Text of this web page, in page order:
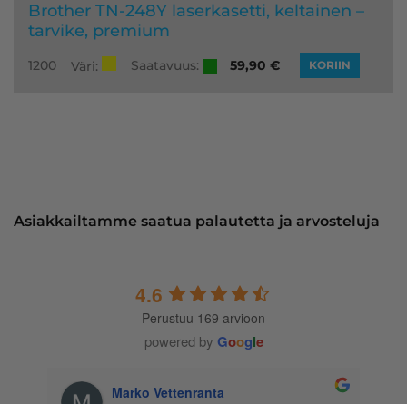
Brother TN-248Y laserkasetti, keltainen –
tarvike, premium
1200 Väri: Saatavuus: 59,90 € KORIIN
Asiakkailtamme saatua palautetta ja arvosteluja
4.6
Perustuu 169 arvioon
powered by Google
Marko Vettenranta